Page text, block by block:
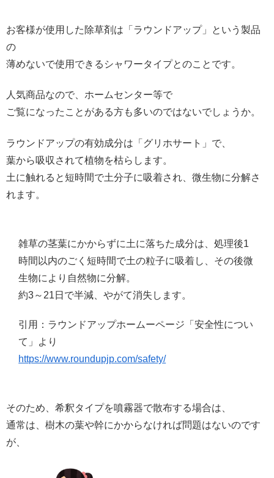
お客様が使用した除草剤は「ラウンドアップ」という製品
の
薄めないで使用できるシャワータイプとのことです。
人気商品なので、ホームセンター等で
ご覧になったことがある方も多いのではないでしょうか。
ラウンドアップの有効成分は「グリホサート」で、
葉から吸収されて植物を枯らします。
土に触れると短時間で土分子に吸着され、微生物に分解さ
れます。
雑草の茎葉にかからずに土に落ちた成分は、処理後1
時間以内のごく短時間で土の粒子に吸着し、その後微
生物により自然物に分解。
約3～21日で半減、やがて消失します。
引用：ラウンドアップホームーページ「安全性につい
て」より
https://www.roundupjp.com/safety/
そのため、希釈タイプを噴霧器で散布する場合は、
通常は、樹木の葉や幹にかからなければ問題はないのです
が、